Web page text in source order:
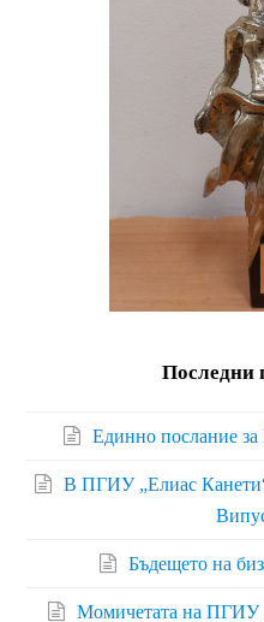
Последни
Единно послание
В ПГИУ „Елиас
Бъдещето на
Момичетата на ПГИУ